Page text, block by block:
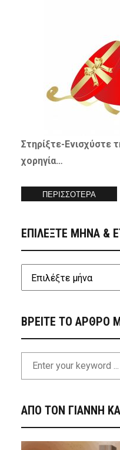
Στηρίξτε-Ενισχύστε
χορηγία…
ΠΕΡΙΣΣΟΤΕΡΑ
ΕΠΙΛΕΞΤΕ ΜΗΝΑ &
ΒΡΕΙΤΕ ΤΟ ΑΡΘΡΟ
ΑΠΟ ΤΟΝ ΓΙΑΝΝΗ